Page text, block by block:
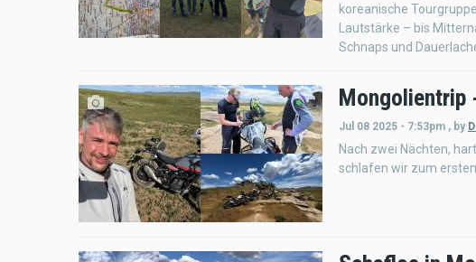
koreanische
Lautstärke – bis
Schnaps und
Mongolientrip
Jul 08 2025 - 7:53pm , by
Nach zwei Nächten,
schlafen wir zum